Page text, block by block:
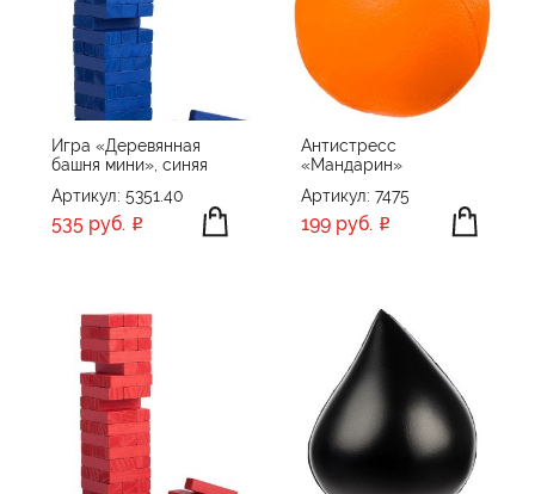
ПРОИЗВОДИТЕЛЬ
Без бренда
ПРИМЕНИТЬ СБРОСИТЬ
Игра «Деревянная
башня мини», синяя
Артикул: 5351.40
535 руб.
Антистресс
«Мандарин»
Артикул: 7475
199 руб.